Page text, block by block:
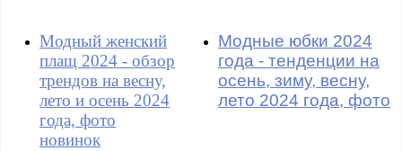
Модный женский
плащ 2024 - обзор
трендов на весну,
лето и осень 2024
года, фото
новинок
Модные юбки 2024
года - тенденции на
осень, зиму, весну,
лето 2024 года, фото